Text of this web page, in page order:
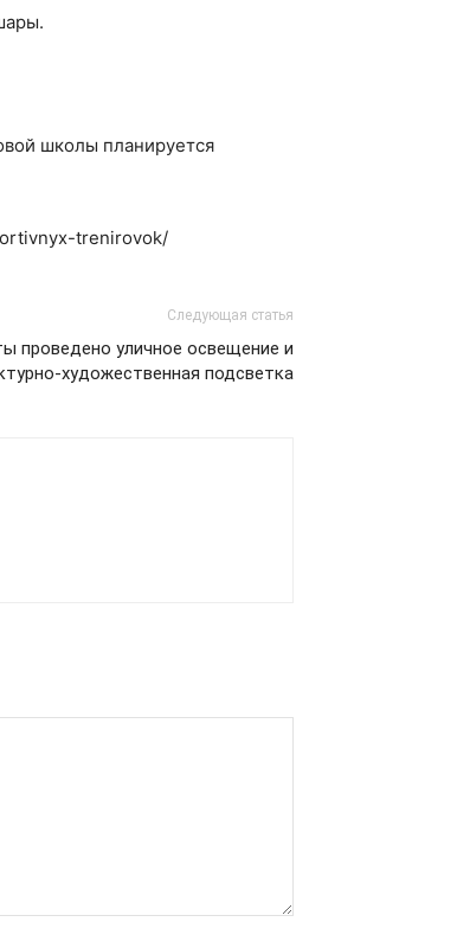
школы планируется
trenirovok/
Следующая статья
проведено уличное освещение и
художественная подсветка